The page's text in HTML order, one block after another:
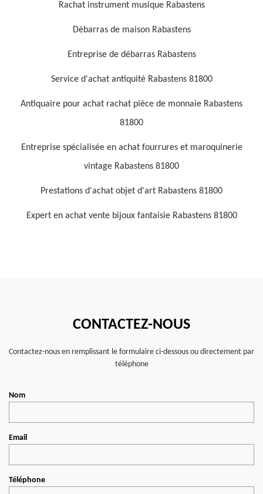
Rachat instrument musique Rabastens
Débarras de maison Rabastens
Entreprise de débarras Rabastens
Service d'achat antiquité Rabastens 81800
Antiquaire pour achat rachat pièce de monnaie Rabastens
81800
Entreprise spécialisée en achat fourrures et maroquinerie
vintage Rabastens 81800
Prestations d'achat objet d'art Rabastens 81800
Expert en achat vente bijoux fantaisie Rabastens 81800
CONTACTEZ-NOUS
Contactez-nous en remplissant le formulaire ci-dessous ou directement par
téléphone
Nom
Email
Téléphone